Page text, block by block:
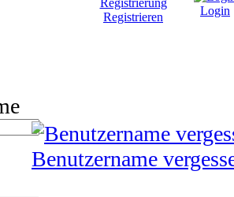
Registrieren Login
Benutzername